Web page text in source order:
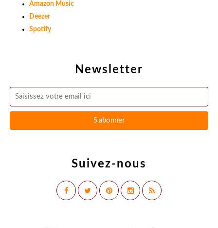
Newsletter
Suivez-nous
Amazon Music
Deezer
Spotify